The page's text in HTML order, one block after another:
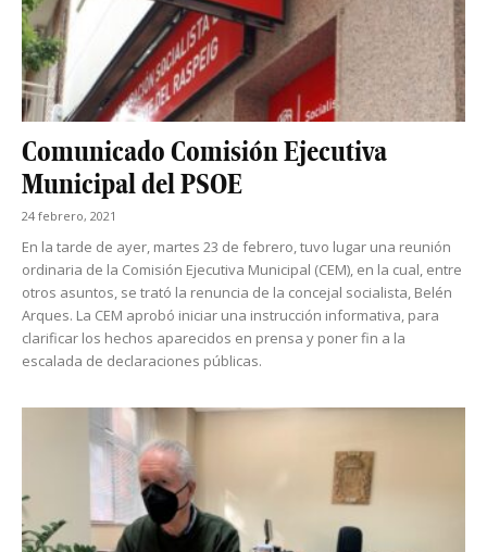
Comunicado Comisión Ejecutiva
Municipal del PSOE
24 febrero, 2021
En la tarde de ayer, martes 23 de febrero, tuvo lugar una reunión
ordinaria de la Comisión Ejecutiva Municipal (CEM), en la cual, entre
otros asuntos, se trató la renuncia de la concejal socialista, Belén
Arques. La CEM aprobó iniciar una instrucción informativa, para
clarificar los hechos aparecidos en prensa y poner fin a la
escalada de declaraciones públicas.